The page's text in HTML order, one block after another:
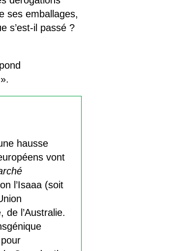
ses emballages,
s’est-il passé ?
hausse
vont
l’Isaaa (soit
l’Australie.